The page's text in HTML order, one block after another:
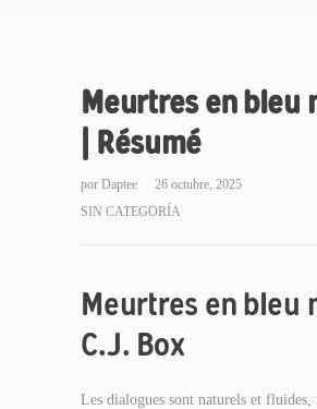
Meurtres en bleu
| Résumé
por Daptee
26 octubre, 2025
SIN CATEGORÍA
Meurtres en bleu
C.J. Box
Les dialogues sont naturels et fluides,